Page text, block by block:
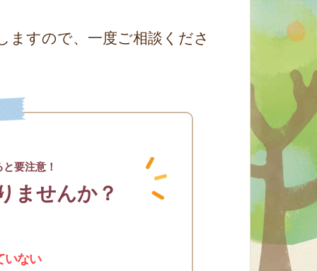
すので、一度ご相談くださ
要注意！
ませんか？
いない